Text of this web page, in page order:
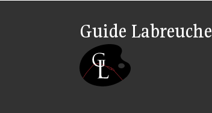
Guide Labreuche